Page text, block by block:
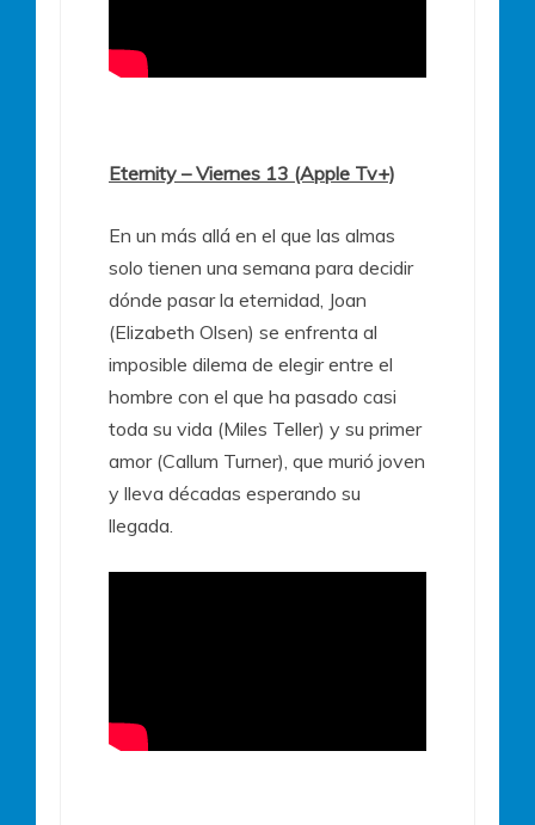
Eternity – Viernes 13 (Apple Tv+)
En un más allá en el que las almas
solo tienen una semana para decidir
dónde pasar la eternidad, Joan
(Elizabeth Olsen) se enfrenta al
imposible dilema de elegir entre el
hombre con el que ha pasado casi
toda su vida (Miles Teller) y su primer
amor (Callum Turner), que murió joven
y lleva décadas esperando su
llegada.